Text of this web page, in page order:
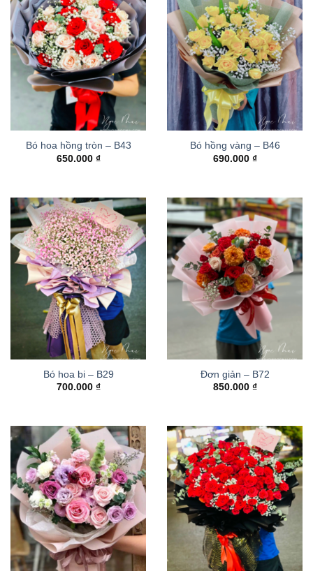
Bó hoa hồng tròn – B43
650.000 ₫
Bó hồng vàng – B46
690.000 ₫
Bó hoa bi – B29
700.000 ₫
Đơn giản – B72
850.000 ₫